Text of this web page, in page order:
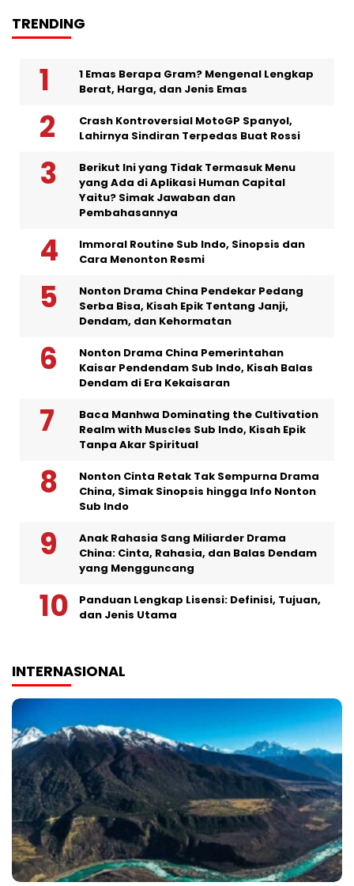
TRENDING
1 Emas Berapa Gram? Mengenal Lengkap
Berat, Harga, dan Jenis Emas
Crash Kontroversial MotoGP Spanyol,
Lahirnya Sindiran Terpedas Buat Rossi
Berikut Ini yang Tidak Termasuk Menu
yang Ada di Aplikasi Human Capital
Yaitu? Simak Jawaban dan
Pembahasannya
Immoral Routine Sub Indo, Sinopsis dan
Cara Menonton Resmi
Nonton Drama China Pendekar Pedang
Serba Bisa, Kisah Epik Tentang Janji,
Dendam, dan Kehormatan
Nonton Drama China Pemerintahan
Kaisar Pendendam Sub Indo, Kisah Balas
Dendam di Era Kekaisaran
Baca Manhwa Dominating the Cultivation
Realm with Muscles Sub Indo, Kisah Epik
Tanpa Akar Spiritual
Nonton Cinta Retak Tak Sempurna Drama
China, Simak Sinopsis hingga Info Nonton
Sub Indo
Anak Rahasia Sang Miliarder Drama
China: Cinta, Rahasia, dan Balas Dendam
yang Mengguncang
Panduan Lengkap Lisensi: Definisi, Tujuan,
dan Jenis Utama
INTERNASIONAL